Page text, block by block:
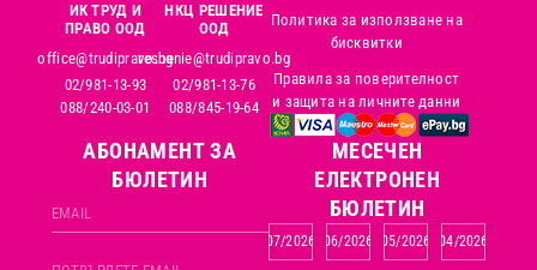
ИК ТРУД И
ПРАВО ООД
office@trudipravo.bg
02/981-13-93
088/240-03-01
НКЦ РЕШЕНИЕ
ООД
reshenie@trudipravo.bg
02/981-13-76
088/845-19-64
Политика за използване на
бисквитки
Правила за поверителност
и защита на личните данни
АБОНАМЕНТ ЗА
БЮЛЕТИН
MЕСЕЧЕН
ЕЛЕКТРОНЕН
БЮЛЕТИН
07/2026 06/2026 05/2026 04/2026